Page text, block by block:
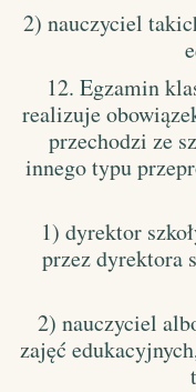
2) nauczyciel
12. Egzamin
realizuje
przechodzi ze
innego typu
1) dyrektor
przez dyrektora
2) nauczyciel
zajęć